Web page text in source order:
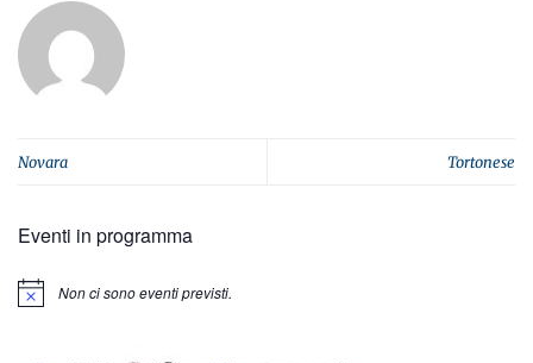
Novara Tortonese
Eventi in programma
Notice Non ci sono eventi previsti.